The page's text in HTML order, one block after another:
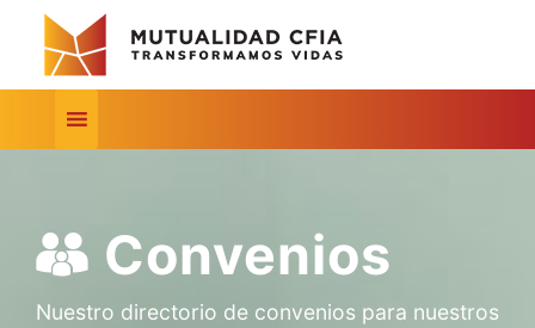
Convenios
Nuestro directorio de convenios para nuestros